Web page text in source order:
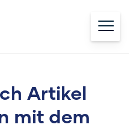
Artikel
mit dem